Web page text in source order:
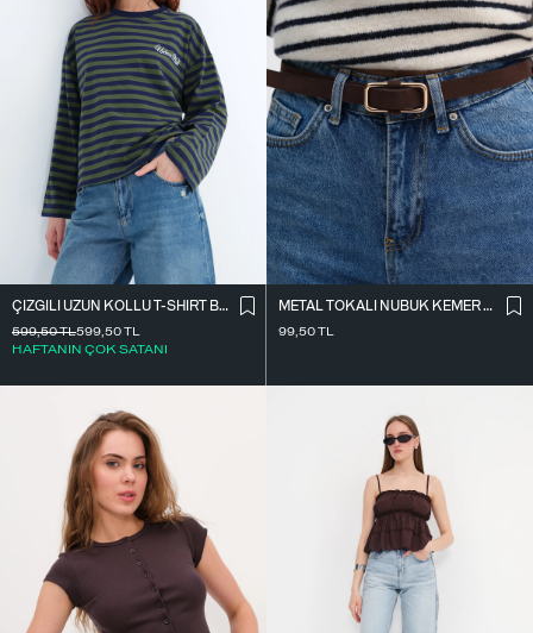
ÇIZGILI UZUN KOLLU T-SHIRT B10644
599,50TL
HAFTANIN ÇOK SATANI
599,50TL
METAL TOKALI NUBUK KEMER K2004-1
99,50TL